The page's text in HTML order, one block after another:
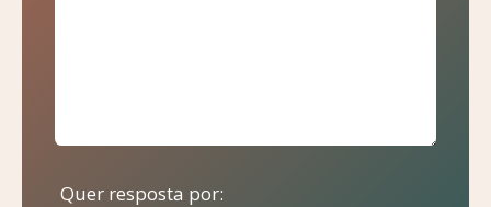
Quer resposta por: